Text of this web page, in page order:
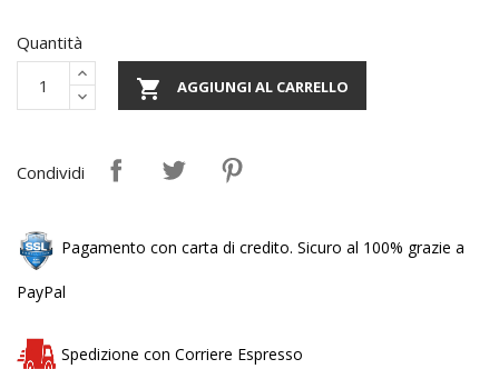
Quantità
 AGGIUNGI AL CARRELLO
Condividi
Pagamento con carta di credito. Sicuro al 100% grazie a
PayPal
Spedizione con Corriere Espresso